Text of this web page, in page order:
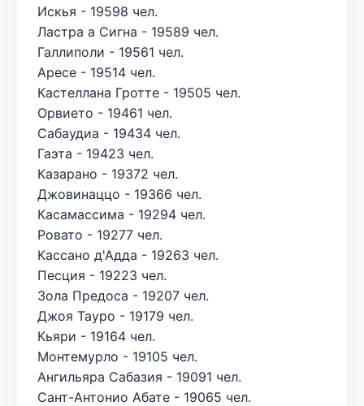
Искья - 19598 чел.
Ластра а Сигна - 19589 чел.
Галлиполи - 19561 чел.
Аресе - 19514 чел.
Кастеллана Гротте - 19505 чел.
Орвието - 19461 чел.
Сабаудиа - 19434 чел.
Гаэта - 19423 чел.
Казарано - 19372 чел.
Джовинаццо - 19366 чел.
Касамассима - 19294 чел.
Ровато - 19277 чел.
Кассано д'Адда - 19263 чел.
Песция - 19223 чел.
Зола Предоса - 19207 чел.
Джоя Тауро - 19179 чел.
Кьяри - 19164 чел.
Монтемурло - 19105 чел.
Ангильяра Сабазия - 19091 чел.
Сант-Антонио Абате - 19065 чел.